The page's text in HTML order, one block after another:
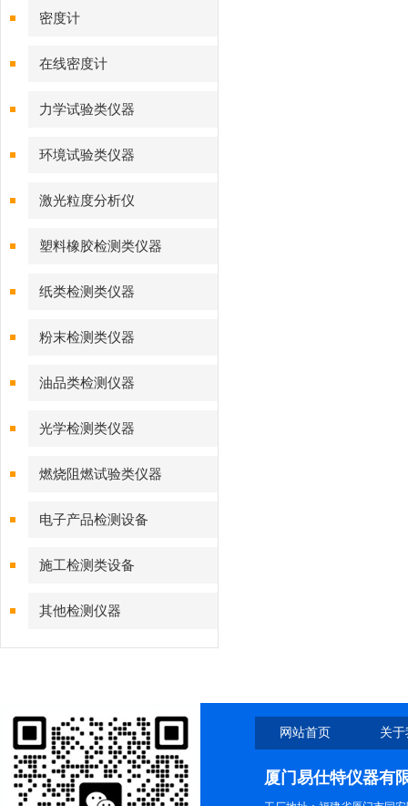
密度计
在线密度计
力学试验类仪器
环境试验类仪器
激光粒度分析仪
塑料橡胶检测类仪器
纸类检测类仪器
粉末检测类仪器
油品类检测仪器
光学检测类仪器
燃烧阻燃试验类仪器
电子产品检测设备
施工检测类设备
其他检测仪器
网站首页 关
厦门易仕特仪器有